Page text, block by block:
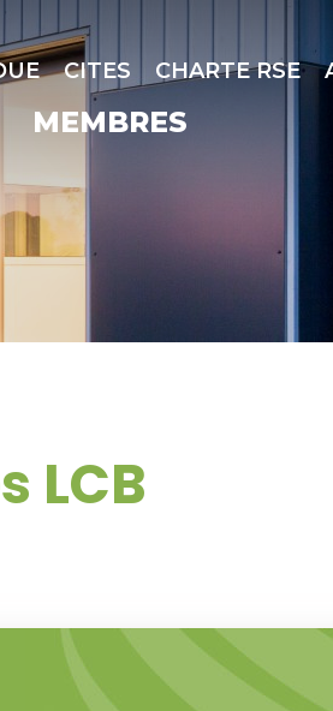
CITES CHARTE RSE
MEMBRES
LCB